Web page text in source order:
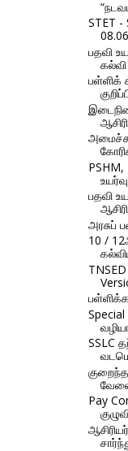
STET -
பதவி
கல்வி
பள்ளிக்
PSHM,
பதவி
அரசுப்
10 /
SSLC
Pay